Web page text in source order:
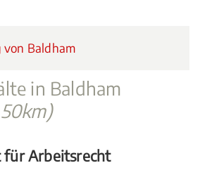
von Baldham
in Baldham
für Arbeitsrecht